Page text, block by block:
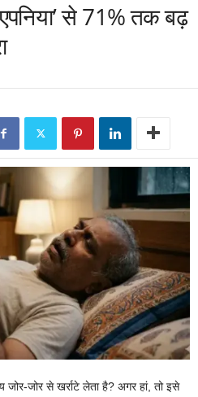
एपनिया’ से 71% तक बढ़
जोर से खर्राटे लेता है? अगर हां, तो इसे